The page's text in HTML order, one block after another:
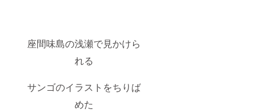
座間味島の浅瀬で見かけら
れる
サンゴのイラストをちりば
めた